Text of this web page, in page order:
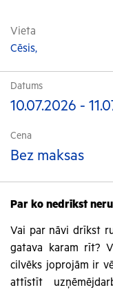
Vieta
Cēsis,
Datums
10.07.2026 -
Cena
Bez maksas
Par ko nedrīkst
Vai par nāvi drīkst
gatava karam rīt?
cilvēks joprojām ir
attīstīt